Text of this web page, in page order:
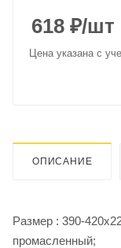
618 ₽/шт
Цена указана с
ОПИСАНИЕ
Размер : 390-
промасленный;